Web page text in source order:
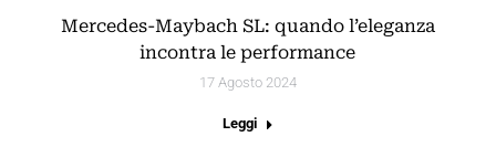
Mercedes-Maybach SL: quando l’eleganza
incontra le performance
17 Agosto 2024
Leggi